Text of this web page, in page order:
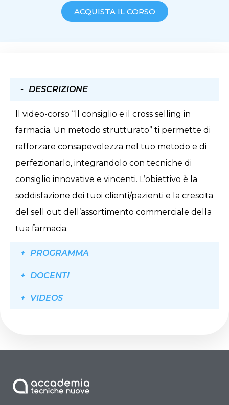
ACQUISTA IL CORSO
DESCRIZIONE
Il video-corso “Il consiglio e il cross selling in
farmacia. Un metodo strutturato” ti permette di
rafforzare consapevolezza nel tuo metodo e di
perfezionarlo, integrandolo con tecniche di
consiglio innovative e vincenti. L’obiettivo è la
soddisfazione dei tuoi clienti/pazienti e la crescita
del sell out dell’assortimento commerciale della
tua farmacia.
PROGRAMMA
DOCENTI
VIDEOS